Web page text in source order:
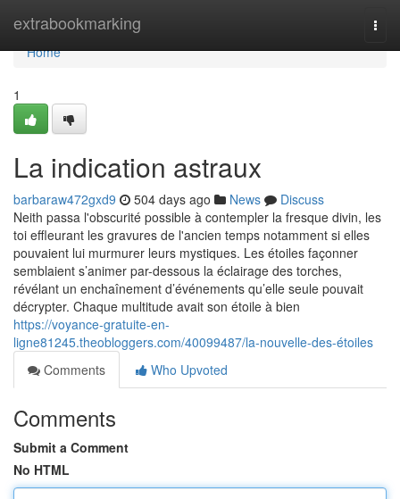
extrabookmarking
Home
Home
1
La indication astraux
barbaraw472gxd9 504 days ago News
Discuss
Neith passa l'obscurité possible à contempler la fresque divin, les
toi effleurant les gravures de l'ancien temps notamment si elles
pouvaient lui murmurer leurs mystiques. Les étoiles façonner
semblaient s’animer par-dessous la éclairage des torches,
révélant un enchaînement d’événements qu’elle seule pouvait
décrypter. Chaque multitude avait son étoile à bien
https://voyance-gratuite-en-
ligne81245.theobloggers.com/40099487/la-nouvelle-des-étoiles
Comments
Who Upvoted
Comments
Submit a Comment
No HTML